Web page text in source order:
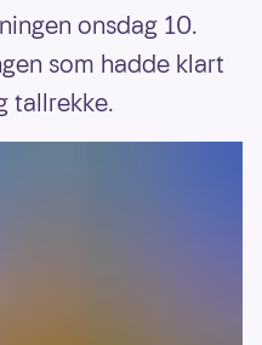
onsdag 10.
som hadde klart
tallrekke.